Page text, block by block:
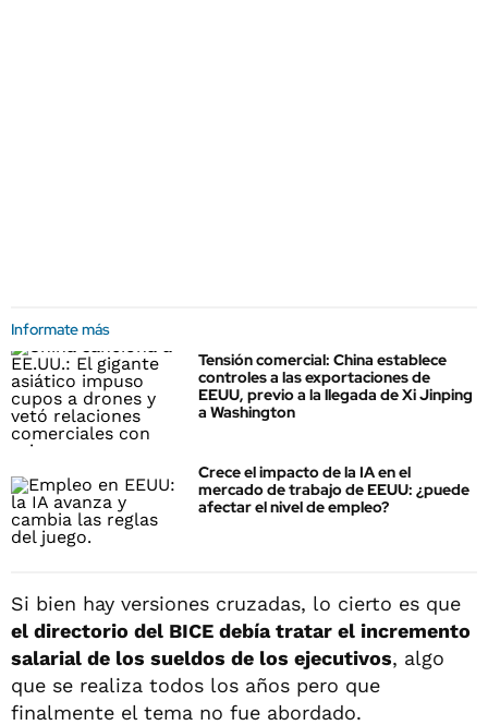
Informate más
Tensión comercial: China establece
controles a las exportaciones de
EEUU, previo a la llegada de Xi Jinping
a Washington
Crece el impacto de la IA en el
mercado de trabajo de EEUU: ¿puede
afectar el nivel de empleo?
Si bien hay versiones cruzadas, lo cierto es que
el directorio del BICE debía tratar el incremento
salarial de los sueldos de los ejecutivos, algo
que se realiza todos los años pero que
finalmente el tema no fue abordado.